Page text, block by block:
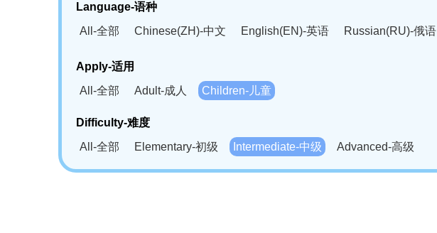
Language-语种
All-全部
Chinese(ZH)-中文 English(EN)-英语 Russian(RU)-俄语
Bahasa Melayu(MS)-马来语
Swahili(SW)-斯瓦西里语
Kampuchea(KH)-柬埔寨语
Apply-适用
All-全部
Adult-成人 Children-儿童
Difficulty-难度
All-全部
Elementary-初级 Intermediate-中级 Advanced-高级